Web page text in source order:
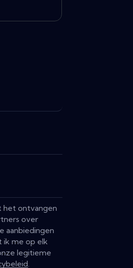
het ontvangen
over
aanbiedingen
ik me op elk
legitieme
.